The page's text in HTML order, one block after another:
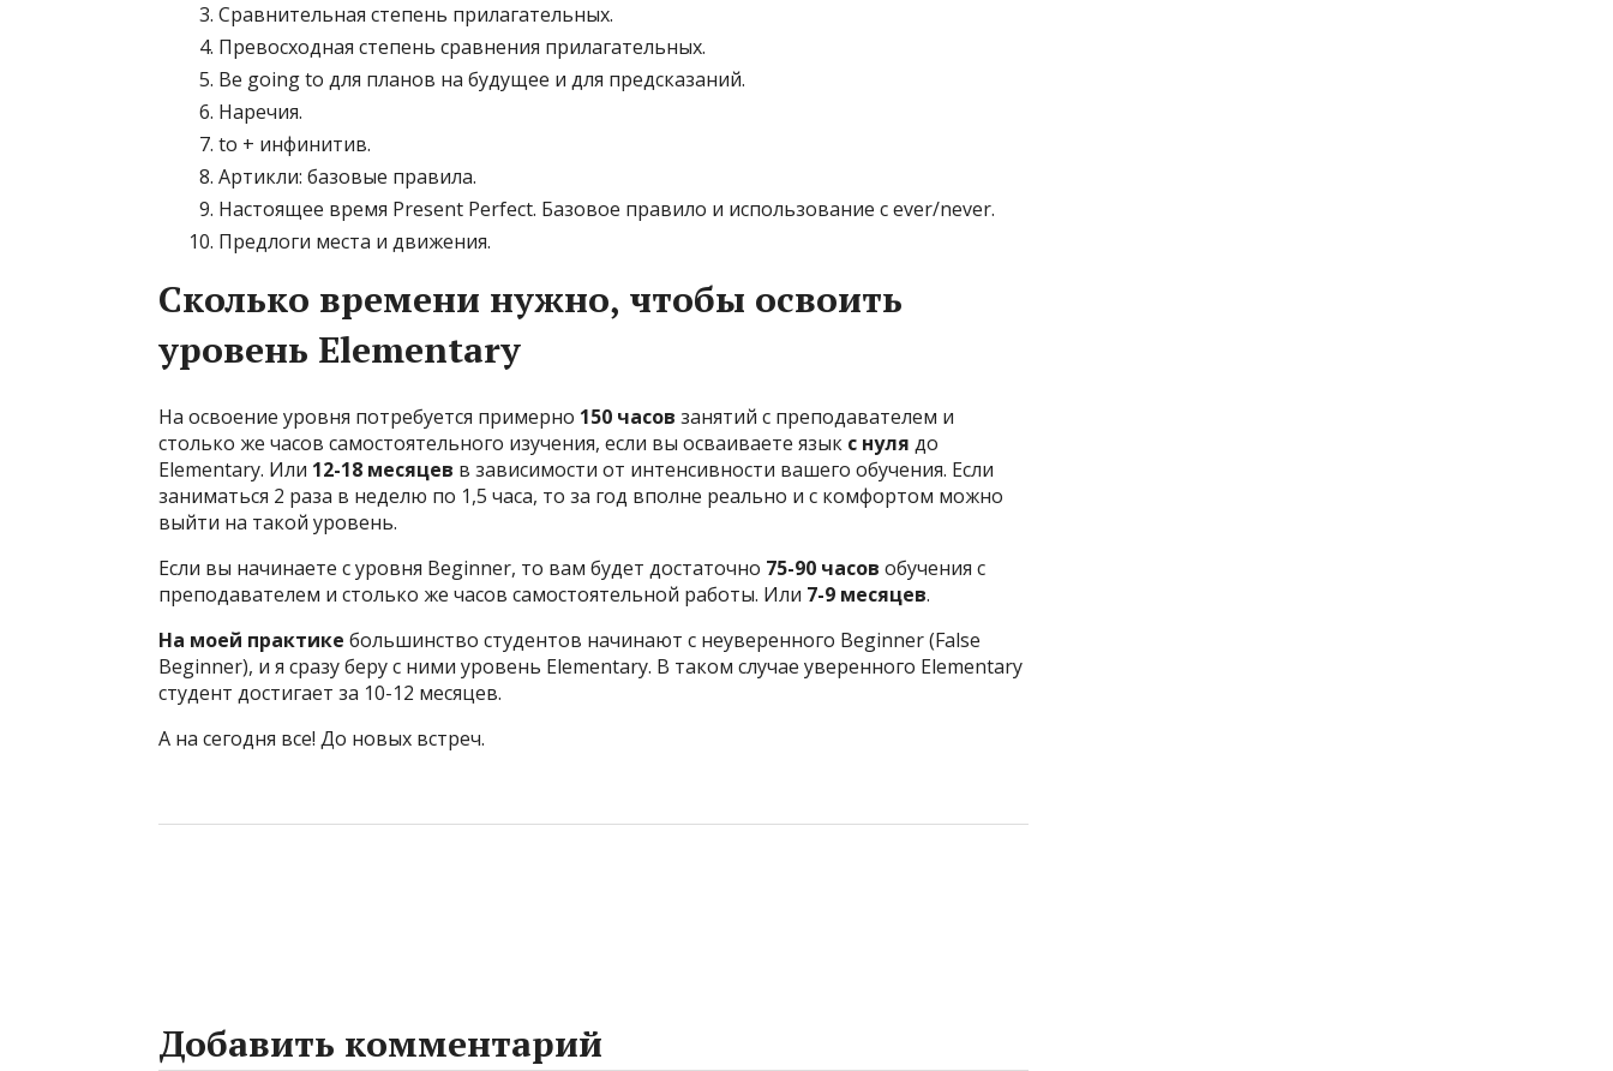
Сравнительная степень прилагательных.
Превосходная степень сравнения прилагательных.
Be going to для планов на будущее и для предсказаний.
Наречия.
to + инфинитив.
Артикли: базовые правила.
Настоящее время Present Perfect. Базовое правило и использование с ever/never.
Предлоги места и движения.
Сколько времени нужно, чтобы освоить
уровень Elementary
На освоение уровня потребуется примерно 150 часов занятий с преподавателем и
столько же часов самостоятельного изучения, если вы осваиваете язык с нуля до
Elementary. Или 12-18 месяцев в зависимости от интенсивности вашего обучения. Если
заниматься 2 раза в неделю по 1,5 часа, то за год вполне реально и с комфортом можно
выйти на такой уровень.
Если вы начинаете с уровня Beginner, то вам будет достаточно 75-90 часов обучения с
преподавателем и столько же часов самостоятельной работы. Или 7-9 месяцев.
На моей практике большинство студентов начинают с неуверенного Beginner (False
Beginner), и я сразу беру с ними уровень Elementary. В таком случае уверенного Elementary
студент достигает за 10-12 месяцев.
А на сегодня все! До новых встреч.
Добавить комментарий